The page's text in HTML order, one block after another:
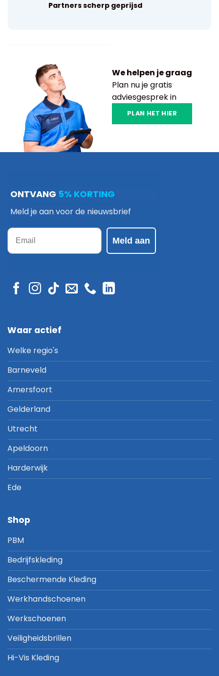
We helpen je graag
Plan nu je gratis
adviesgesprek in
PLAN HET HIER
Partners scherp geprijsd
ONTVANG 5% KORTING
Meld je aan voor de nieuwsbrief
Email
Meld aan
Waar actief
Welke regio's
Barneveld
Amersfoort
Gelderland
Utrecht
Apeldoorn
Harderwijk
Ede
Shop
PBM
Bedrijfskleding
Beschermende Kleding
Werkhandschoenen
Werkschoenen
Veiligheidsbrillen
Hi-Vis Kleding